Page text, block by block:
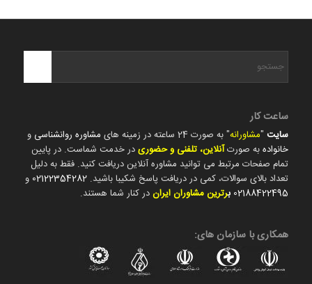
ساعت کار
سایت"مشاورانه" به صورت 24 ساعته در زمینه های مشاوره روانشناسی و
خانوادهبه صورتآنلاین، تلفنی و حضوریدر خدمت شماست. در پایین
تمام صفحات مرتبط می توانید مشاوره آنلاین دریافت کنید. فقط به دلیل
تعداد بالای سوالات، کمی در دریافت پاسخ شکیبا باشید. 02122354282 و
02188422495 برترین مشاوران ایراندر کنار شما هستند.
همکاری با سازمان های: